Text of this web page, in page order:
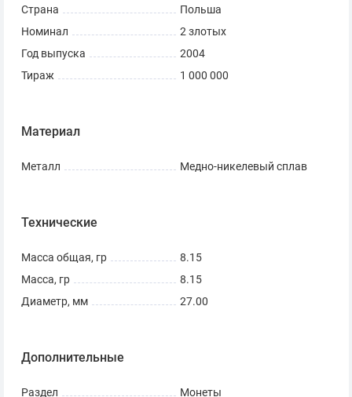
Страна
Польша
Номинал
2 злотых
Год выпуска
2004
Тираж
1 000 000
Материал
Металл Медно-никелевый сплав
Технические
Масса общая, гр
8.15
Масса, гр
8.15
Диаметр, мм
27.00
Дополнительные
Раздел Монеты